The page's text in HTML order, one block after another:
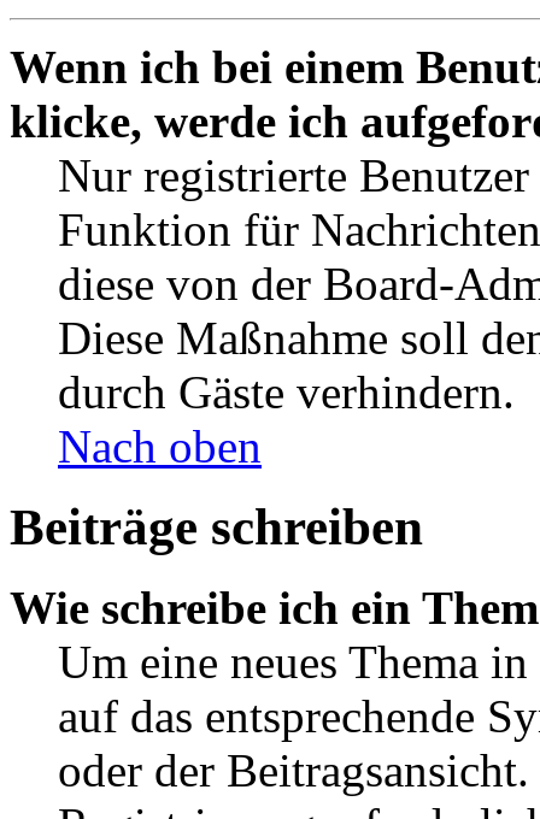
Wenn ich bei einem
klicke, werde ich
Nur registrierte
Funktion für
diese von der Board-
Diese Maßnahme soll
durch Gäste verhindern.
Nach oben
Beiträge schreiben
Wie schreibe ich ein
Um eine neues Thema
auf das entsprechende
oder der